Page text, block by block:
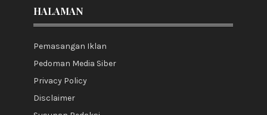
HALAMAN
Pemasangan Iklan
Pedoman Media Siber
Privacy Policy
Disclaimer